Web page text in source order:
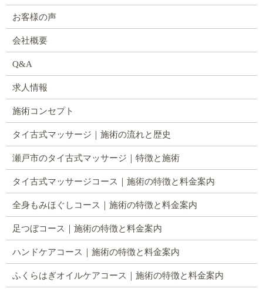
お客様の声
会社概要
Q&A
求人情報
施術コンセプト
タイ古式マッサージ｜施術の流れと歴史
瀬戸市のタイ古式マッサージ｜特徴と施術
タイ古式マッサージコース｜施術の特徴と料金案内
全身もみほぐしコース｜施術の特徴と料金案内
足つぼコース｜施術の特徴と料金案内
ハンドケアコース｜施術の特徴と料金案内
ふくらはぎオイルケアコース｜施術の特徴と料金案内